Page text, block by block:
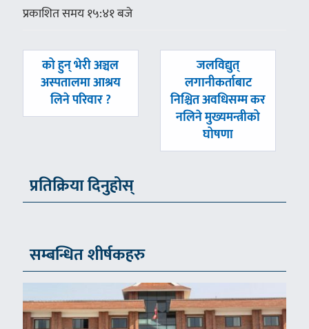
प्रकाशित समय १५:४१ बजे
पछिल्लाे
-
को हुन् भेरी अञ्चल
अस्पतालमा आश्रय
लिने परिवार ?
अघिल्लाे
-
जलविद्युत्
लगानीकर्ताबाट
निश्चित अवधिसम्म कर
नलिने मुख्यमन्त्रीको
घोषणा
प्रतिक्रिया दिनुहोस्
सम्बन्धित शीर्षकहरु